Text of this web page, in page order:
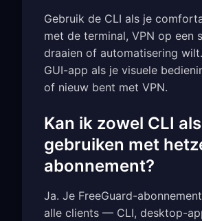
Gebruik de CLI als je
met de terminal, VPN op een
draaien of automatisering
GUI-app als je visuele
of nieuw bent met VPN.
Kan ik zowel CLI
gebruiken met
abonnement?
Ja. Je FreeGuard-
alle clients — CLI, desktop-